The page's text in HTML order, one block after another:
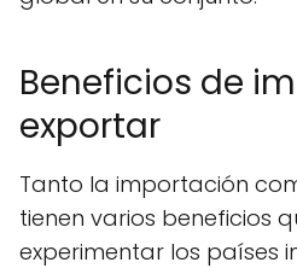
Beneficios de
exportar
Tanto la importación
tienen varios beneficios
experimentar los países